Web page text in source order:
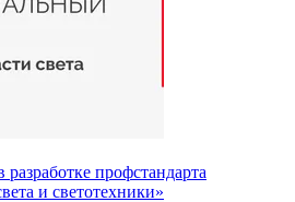
профстандарта
и светотехники»